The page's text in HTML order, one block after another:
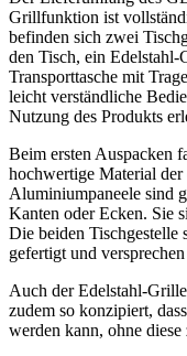
Grillfunktion ist
befinden sich zwei
den Tisch, ein
Transporttasche mit
leicht verständliche
Nutzung des Produkts
Beim ersten Auspacken
hochwertige Material
Aluminiumpaneele sind
Kanten oder Ecken. Sie
Die beiden Tischgestelle
gefertigt und
Auch der Edelstahl-
zudem so konzipiert,
werden kann, ohne diese